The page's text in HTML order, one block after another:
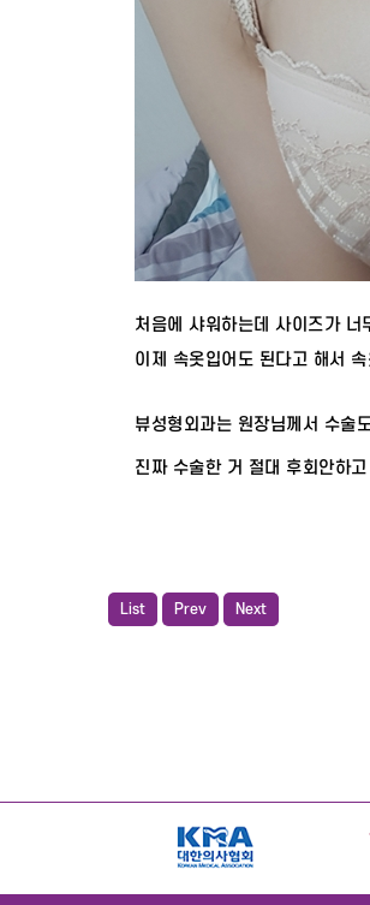
처음에 샤워하는데 사이즈가
이제 속옷입어도 된다고 해서
뷰성형외과는 원장님께서 수술
진짜 수술한 거 절대 후회안하
List Prev Next